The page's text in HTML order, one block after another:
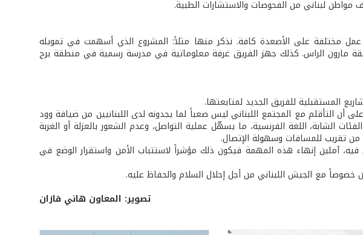
مواطن لبناني من الفحوصات والاستشارات الطبية.
مختلفة على الأصعدة كافة. نذكر منها مثلاً: المشروع الذي أسهمت في تمويله
مارون الراس. كذلك جهز الفريق غرفة معلوماتية في مدرسة رسمية في منطقة برج
المستقبلية للفريق الجديد لمتابعتها.
أن التأقلم مع المجتمع اللبناني ليس صعباً لما يجدونه لدى اللبنانيين من ضيافة وود
الشابة، اللغة الفرنسية، ما يسهّل عملية التواصل، وعدم الشعور بالعزلة أو الغربة
تقريب للمسافات وسهولة الإتصال.
آملين إنهاء هذه المهمة فيكون ذلك مؤشراً لاستتباب الأمن واستقرار الوضع في
مع الجيش اللبناني من أجل إحلال السلام والحفاظ عليه.
تصوير: المعاون هاني قازان